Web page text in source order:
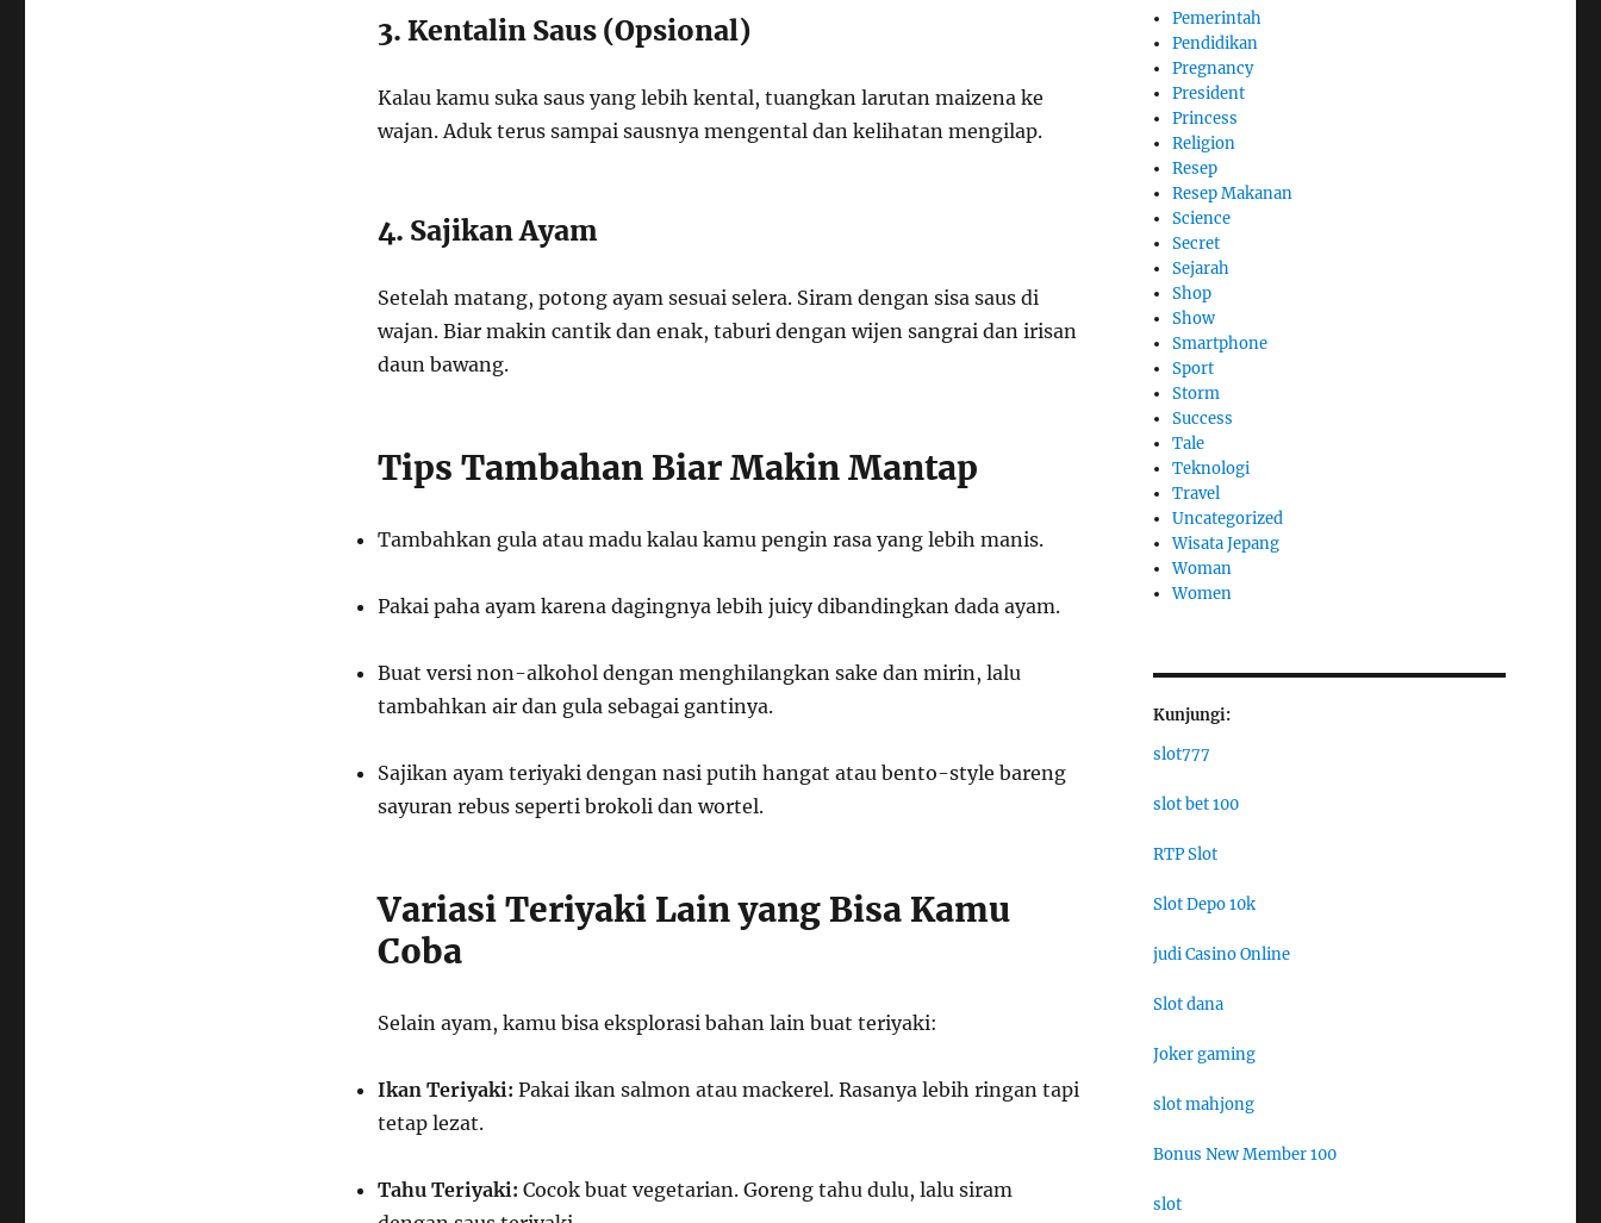
3. Kentalin Saus (Opsional)
Kalau kamu suka saus yang lebih kental, tuangkan larutan maizena ke
wajan. Aduk terus sampai sausnya mengental dan kelihatan mengilap.
4. Sajikan Ayam
Setelah matang, potong ayam sesuai selera. Siram dengan sisa saus di
wajan. Biar makin cantik dan enak, taburi dengan wijen sangrai dan irisan
daun bawang.
Tips Tambahan Biar Makin Mantap
Tambahkan gula atau madu kalau kamu pengin rasa yang lebih manis.
Pakai paha ayam karena dagingnya lebih juicy dibandingkan dada ayam.
Buat versi non-alkohol dengan menghilangkan sake dan mirin, lalu
tambahkan air dan gula sebagai gantinya.
Sajikan ayam teriyaki dengan nasi putih hangat atau bento-style bareng
sayuran rebus seperti brokoli dan wortel.
Variasi Teriyaki Lain yang Bisa Kamu
Coba
Selain ayam, kamu bisa eksplorasi bahan lain buat teriyaki:
Ikan Teriyaki: Pakai ikan salmon atau mackerel. Rasanya lebih ringan tapi
tetap lezat.
Tahu Teriyaki: Cocok buat vegetarian. Goreng tahu dulu, lalu siram
Pemerintah
Pendidikan
Pregnancy
President
Princess
Religion
Resep
Resep Makanan
Science
Secret
Sejarah
Shop
Show
Smartphone
Sport
Storm
Success
Tale
Teknologi
Travel
Uncategorized
Wisata Jepang
Woman
Women
Kunjungi:
slot777
slot bet 100
RTP Slot
Slot Depo 10k
judi Casino Online
Slot dana
Joker gaming
slot mahjong
Bonus New Member 100
slot